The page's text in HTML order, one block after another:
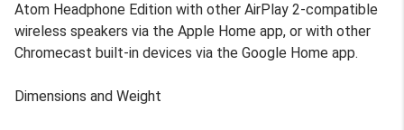
Atom Headphone Edition with other AirPlay 2-compatible
wireless speakers via the Apple Home app, or with other
Chromecast built-in devices via the Google Home app.
Dimensions and Weight